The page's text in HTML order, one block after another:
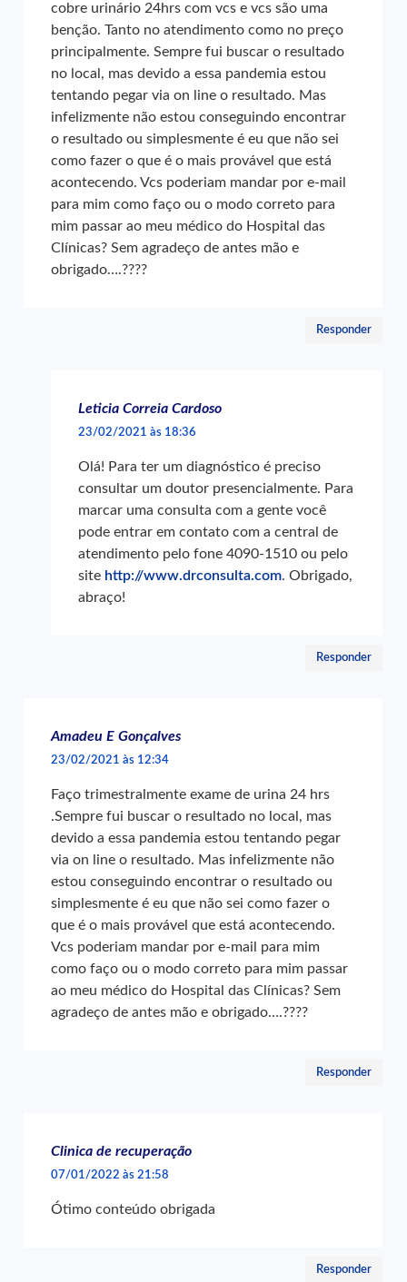
cobre urinário 24hrs com vcs e vcs são uma
benção. Tanto no atendimento como no preço
principalmente. Sempre fui buscar o resultado
no local, mas devido a essa pandemia estou
tentando pegar via on line o resultado. Mas
infelizmente não estou conseguindo encontrar
o resultado ou simplesmente é eu que não sei
como fazer o que é o mais provável que está
acontecendo. Vcs poderiam mandar por e-mail
para mim como faço ou o modo correto para
mim passar ao meu médico do Hospital das
Clínicas? Sem agradeço de antes mão e
obrigado….????
Responder
Leticia Correia Cardoso
23/02/2021 às 18:36
Olá! Para ter um diagnóstico é preciso
consultar um doutor presencialmente. Para
marcar uma consulta com a gente você
pode entrar em contato com a central de
atendimento pelo fone 4090-1510 ou pelo
site http://www.drconsulta.com. Obrigado,
abraço!
Responder
Amadeu E Gonçalves
23/02/2021 às 12:34
Faço trimestralmente exame de urina 24 hrs
.Sempre fui buscar o resultado no local, mas
devido a essa pandemia estou tentando pegar
via on line o resultado. Mas infelizmente não
estou conseguindo encontrar o resultado ou
simplesmente é eu que não sei como fazer o
que é o mais provável que está acontecendo.
Vcs poderiam mandar por e-mail para mim
como faço ou o modo correto para mim passar
ao meu médico do Hospital das Clínicas? Sem
agradeço de antes mão e obrigado….????
Responder
Clinica de recuperação
07/01/2022 às 21:58
Ótimo conteúdo obrigada
Responder